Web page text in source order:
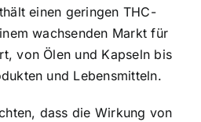
einen geringen THC-
wachsenden Markt für
von Ölen und Kapseln bis
und Lebensmitteln.
dass die Wirkung von